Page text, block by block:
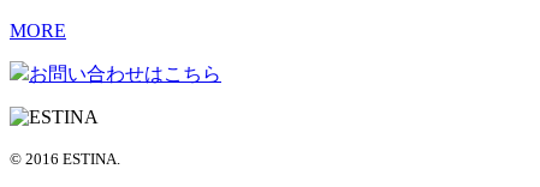
MORE
お問い合わせはこちら
© 2016 ESTINA.